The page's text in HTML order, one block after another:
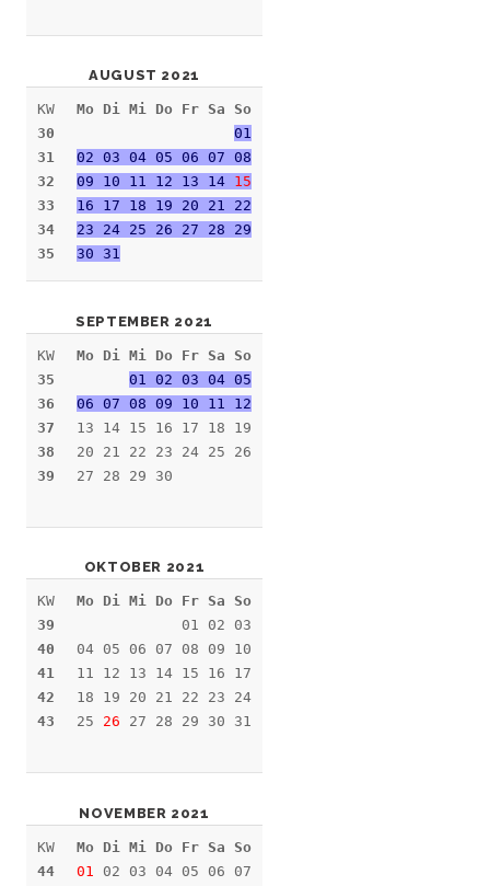
AUGUST 2021
KW
30
31
32
33
34
35
Mo Di Mi Do Fr Sa So
01
02 03 04 05 06 07 08
09 10 11 12 13 14 15
16 17 18 19 20 21 22
23 24 25 26 27 28 29
30 31
SEPTEMBER 2021
KW
35
36
37
38
39
Mo Di Mi Do Fr Sa So
01 02 03 04 05
06 07 08 09 10 11 12
13 14 15 16 17 18 19
20 21 22 23 24 25 26
27 28 29 30
OKTOBER 2021
KW
39
40
41
42
43
Mo Di Mi Do Fr Sa So
01 02 03
04 05 06 07 08 09 10
11 12 13 14 15 16 17
18 19 20 21 22 23 24
25 26 27 28 29 30 31
NOVEMBER 2021
KW
44
Mo Di Mi Do Fr Sa So
01
02 03 04 05 06 07